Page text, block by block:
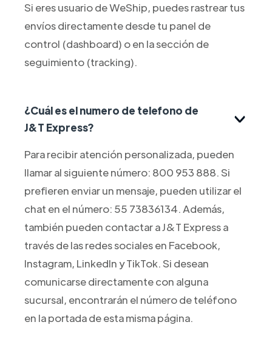
Si eres usuario de WeShip, puedes rastrear tus
envíos directamente desde tu panel de
control (dashboard) o en la sección de
seguimiento (tracking).
¿Cuál es el numero de telefono de
J&T Express?
Para recibir atención personalizada, pueden
llamar al siguiente número: 800 953 888. Si
prefieren enviar un mensaje, pueden utilizar el
chat en el número: 55 73836134. Además,
también pueden contactar a J&T Express a
través de las redes sociales en Facebook,
Instagram, LinkedIn y TikTok. Si desean
comunicarse directamente con alguna
sucursal, encontrarán el número de teléfono
en la portada de esta misma página.